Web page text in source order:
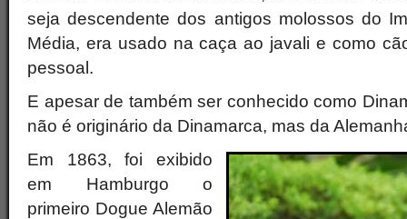
seja descendente dos antigos molossos do
Média, era usado na caça ao javali e como
pessoal.
E apesar de também ser conhecido como
não é originário da Dinamarca, mas da
Em 1863, foi exibido
em Hamburgo o
primeiro Dogue Alemão